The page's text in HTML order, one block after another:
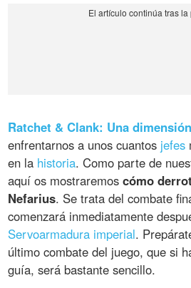
Ratchet & Clank: Una
enfrentarnos a unos cuantos jefes
en la historia. Como parte de
aquí os mostraremoscómo
Nefarius. Se trata del combate
comenzará inmediatamente
Servoarmadura imperial.
último combate del juego, que si
guía, será bastante sencillo.